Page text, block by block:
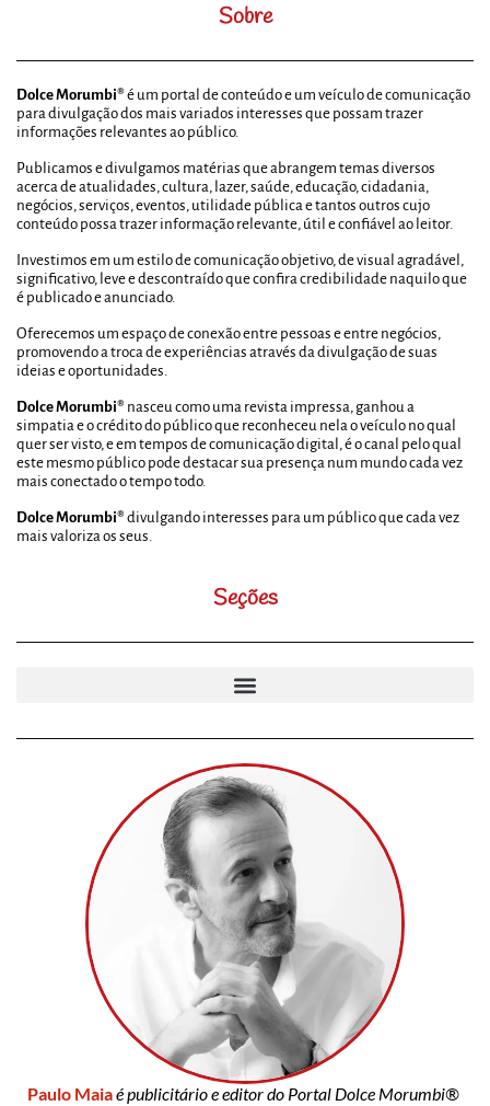
Sobre
Dolce Morumbi® é um portal de conteúdo e um veículo de comunicação
para divulgação dos mais variados interesses que possam trazer
informações relevantes ao público.
Publicamos e divulgamos matérias que abrangem temas diversos
acerca de atualidades, cultura, lazer, saúde, educação, cidadania,
negócios, serviços, eventos, utilidade pública e tantos outros cujo
conteúdo possa trazer informação relevante, útil e confiável ao leitor.
Investimos em um estilo de comunicação objetivo, de visual agradável,
significativo, leve e descontraído que confira credibilidade naquilo que
é publicado e anunciado.
Oferecemos um espaço de conexão entre pessoas e entre negócios,
promovendo a troca de experiências através da divulgação de suas
ideias e oportunidades.
Dolce Morumbi® nasceu como uma revista impressa, ganhou a
simpatia e o crédito do público que reconheceu nela o veículo no qual
quer ser visto, e em tempos de comunicação digital, é o canal pelo qual
este mesmo público pode destacar sua presença num mundo cada vez
mais conectado o tempo todo.
Dolce Morumbi® divulgando interesses para um público que cada vez
mais valoriza os seus.
Seções
Paulo Maiaé publicitário e editor do Portal Dolce Morumbi®